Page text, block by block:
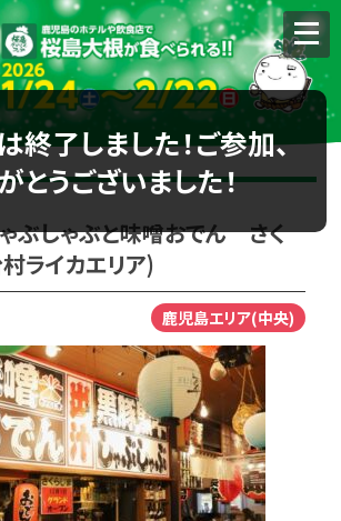
終了しました！ご参加、
とうございました！
ぶしゃぶと味噌おでん さく
ライカエリア)
鹿児島エリア(中央)